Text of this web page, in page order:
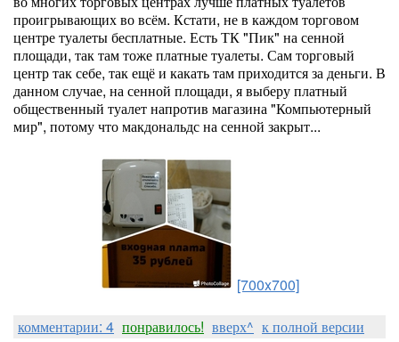
проигрывающих во всём. Кстати, не в каждом торговом
центре туалеты бесплатные. Есть ТК "Пик" на сенной
площади, так там тоже платные туалеты. Сам торговый
центр так себе, так ещё и какать там приходится за деньги. В
данном случае, на сенной площади, я выберу платный
общественный туалет напротив магазина "Компьютерный
мир", потому что макдональдс на сенной закрыт...
[700x700]
комментарии: 4 понравилось! вверх^ к полной версии